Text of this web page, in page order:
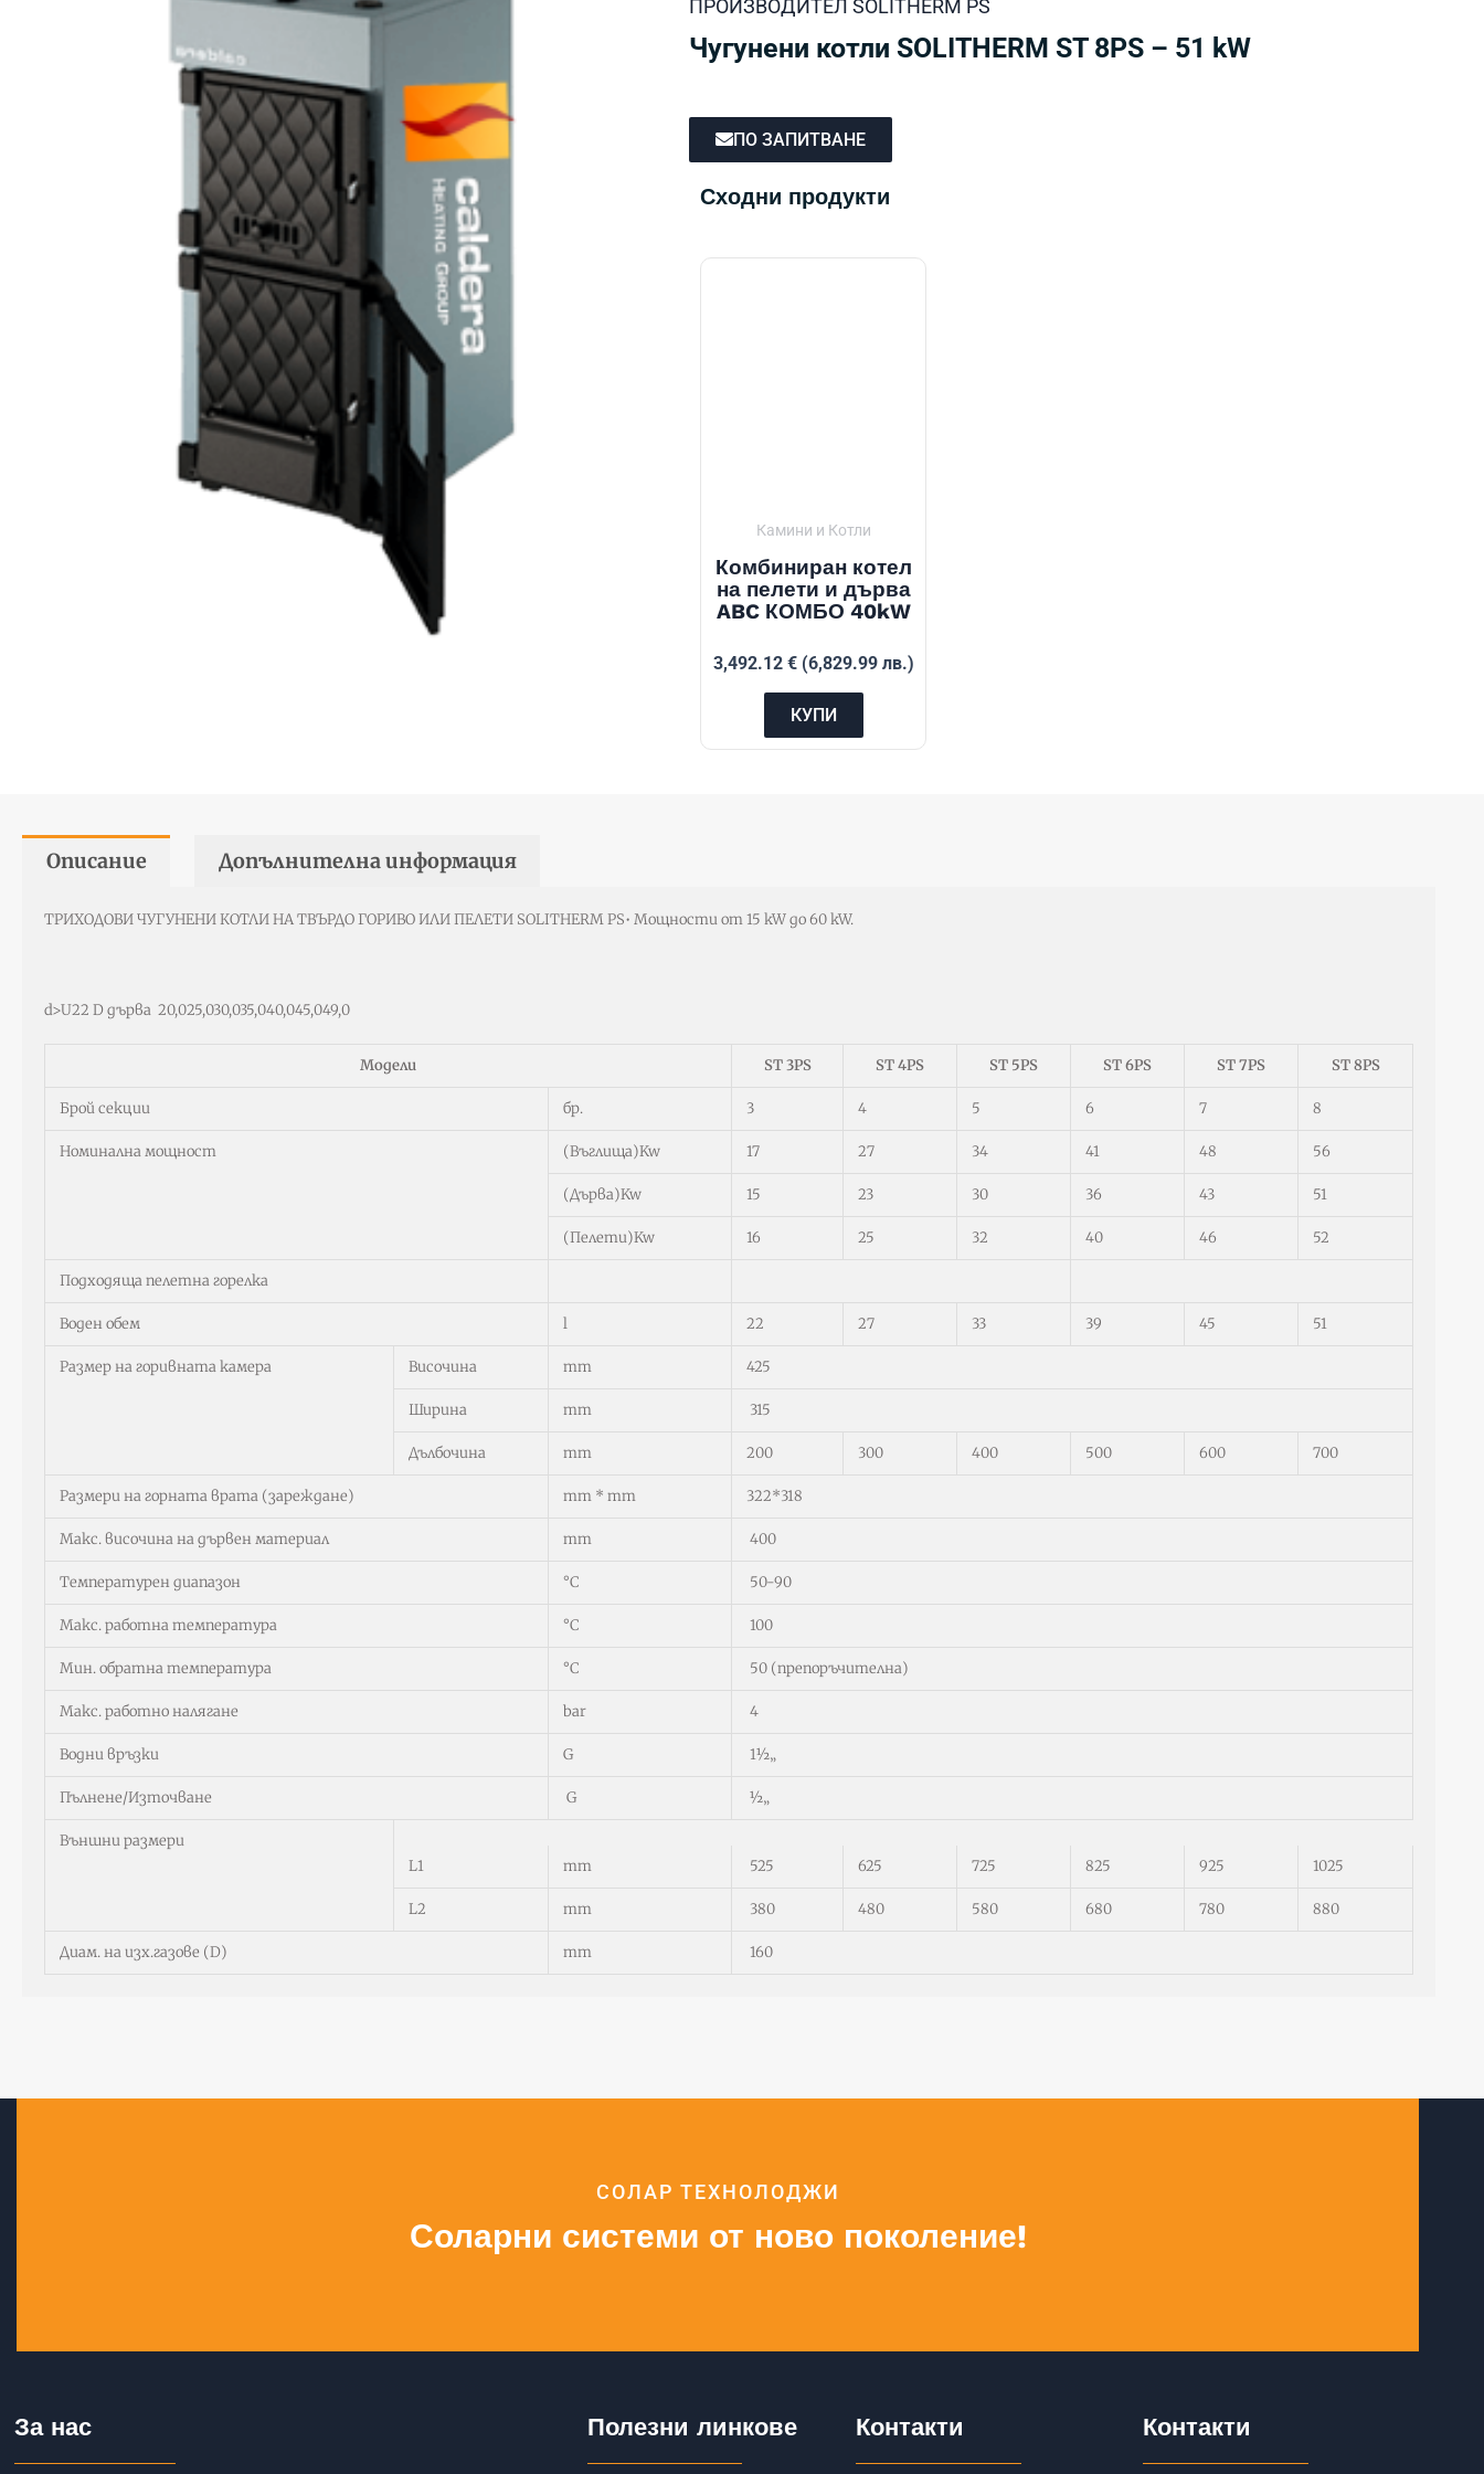
ПРОИЗВОДИТЕЛ SOLITHERM PS
Чугунени котли SOLITHERM ST 8PS – 51 kW
ПО ЗАПИТВАНЕ
Сходни продукти
Камини и Котли
Комбиниран котел
на пелети и дърва
ABC КОМБО 40kW
3,492.12 € (6,829.99 лв.)
КУПИ
Описание Допълнителна информация
ТРИХОДОВИ ЧУГУНЕНИ КОТЛИ НА ТВЪРДО ГОРИВО ИЛИ ПЕЛЕТИ SOLITHERM PS• Мощности от 15 kW до 60 kW.
d>U22 D дърва 20,025,030,035,040,045,049,0
Модели ST 3PS ST 4PS ST 5PS ST 6PS ST 7PS ST 8PS
Брой секции бр. 3 4 5 6 7 8
Номинална мощност (Въглища)Kw 17 27 34 41 48 56
(Дърва)Kw 15 23 30 36 43 51
(Пелети)Kw 16 25 32 40 46 52
Подходяща пелетна горелка
Воден обем l 22 27 33 39 45 51
Размер на горивната камера Височина mm 425
Ширина mm 315
Дълбочина mm 200 300 400 500 600 700
Размери на горната врата (зареждане) mm * mm 322*318
Макс. височина на дървен материал mm 400
Температурен диапазон °C 50-90
Макс. работна температура °C 100
Мин. обратна температура °C 50 (препоръчителна)
Макс. работно налягане bar 4
Водни връзки G 1½„
Пълнене/Източване G ½„
Външни размери
L1
mm 525 625 725 825 925 1025
L2 mm 380 480 580 680 780 880
Диам. на изх.газове (D) mm 160
СОЛАР ТЕХНОЛОДЖИ
Соларни системи от ново поколение!
За нас Полезни линкове Контакти Контакти